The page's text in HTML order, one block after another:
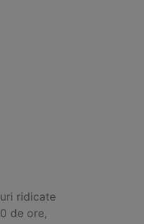
ridicate
de ore,